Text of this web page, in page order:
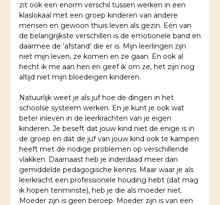
zit ook een enorm verschil tussen werken in een
klaslokaal met een groep kinderen van andere
mensen en gewoon thuis leven als gezin. Eén van
de belangrijkste verschillen is de emotionele band en
daarmee de ‘afstand’ die er is. Mijn leerlingen zijn
niet mijn leven, ze komen en ze gaan. En ook al
hecht ik me aan hen en geef ik om ze, het zijn nog
altijd niet mijn bloedeigen kinderen.
Natuurlijk weet je als juf hoe de dingen in het
schoolse systeem werken. En je kunt je ook wat
beter inleven in de leerkrachten van je eigen
kinderen. Je beseft dat jouw kind niet de enige is in
de groep en dat de juf van jouw kind ook te kampen
heeft met de nodige problemen op verschillende
vlakken. Daarnaast heb je inderdaad meer dan
gemiddelde pedagogische kennis. Maar waar je als
leerkracht een professionele houding hebt (dat mag
ik hopen tenminste), heb je die als moeder niet.
Moeder zijn is geen beroep. Moeder zijn is van een